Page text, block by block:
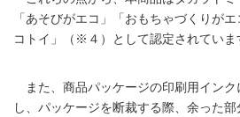
「あそびがエコ」「おもちゃづくりが
コトイ」（※４）として認定されていま
また、商品パッケージの印刷用インク
し、パッケージを断裁する際、余った